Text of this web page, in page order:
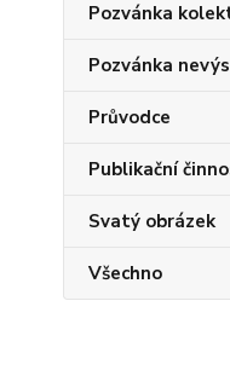
Pozvánka
Pozvánka
Průvodce
Publikační
Svatý obrázek
Všechno